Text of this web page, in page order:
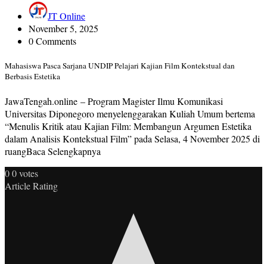
JT Online
November 5, 2025
0 Comments
Mahasiswa Pasca Sarjana UNDIP Pelajari Kajian Film Kontekstual dan
Berbasis Estetika
JawaTengah.online – Program Magister Ilmu Komunikasi
Universitas Diponegoro menyelenggarakan Kuliah Umum bertema
“Menulis Kritik atau Kajian Film: Membangun Argumen Estetika
dalam Analisis Kontekstual Film” pada Selasa, 4 November 2025 di
ruangBaca Selengkapnya
00votes
Article Rating